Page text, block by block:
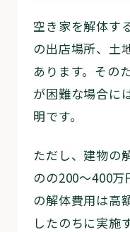
空き家を解体す
の出店場所、土
あります。その
が困難な場合に
明です。
ただし、建物の
のの200〜400
の解体費用は高
したのちに実施